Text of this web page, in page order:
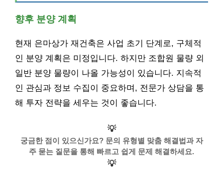
향후 분양 계획
현재 은마상가 재건축은 사업 초기 단계로, 구체적
인 분양 계획은 미정입니다. 하지만 조합원 물량 외
일반 분양 물량이 나올 가능성이 있습니다. 지속적
인 관심과 정보 수집이 중요하며, 전문가 상담을 통
해 투자 전략을 세우는 것이 좋습니다.
💡
궁금한 점이 있으신가요? 문의 유형별 맞춤 해결법과 자
주 묻는 질문을 통해 빠르고 쉽게 문제 해결하세요.
💡